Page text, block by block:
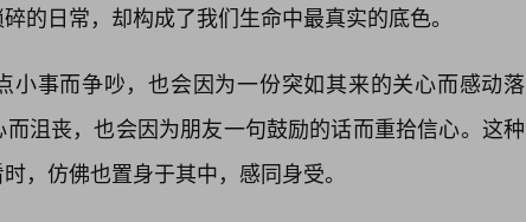
的日常，却构成了我们生命中最真实的底色。
小事而争吵，也会因为一份突如其来的关心而感动落
沮丧，也会因为朋友一句鼓励的话而重拾信心。这种
，仿佛也置身于其中，感同身受。